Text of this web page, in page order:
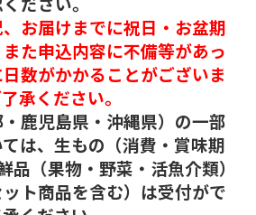
お届けまでに祝日・お盆期
た申込内容に不備等があっ
数がかかることがございま
承ください。
鹿児島県・沖縄県）の一部
は、生もの（消費・賞味期
品（果物・野菜・活魚介類）
ト商品を含む）は受付がで